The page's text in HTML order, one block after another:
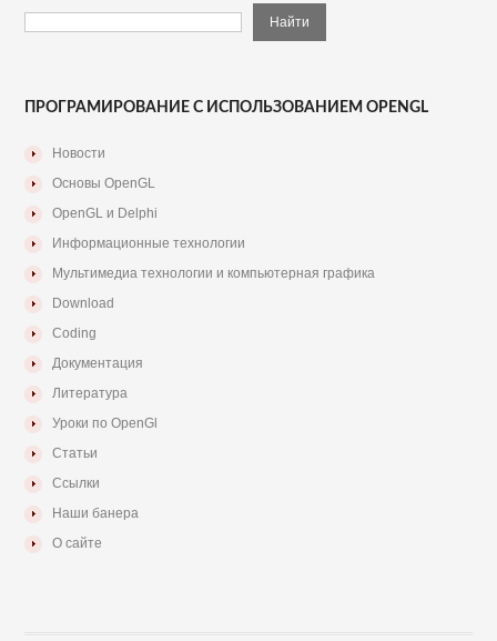
ПРОГРАМИРОВАНИЕ С ИСПОЛЬЗОВАНИЕМ OPENGL
Новости
Основы OpenGL
OpenGL и Delphi
Информационные технологии
Мультимедиа технологии и компьютерная графика
Download
Coding
Документация
Литература
Уроки по OpenGl
Статьи
Ссылки
Наши банера
О сайте